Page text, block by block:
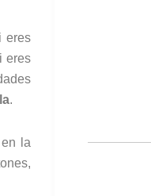
eres
eres
.
la